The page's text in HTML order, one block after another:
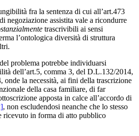
fra la sentenza di cui all’art.473
negoziazione assistita vale a ricondurre
trascrivibili ai sensi
l’ontologica diversità di struttura
problema potrebbe individuarsi
dell’art.5, comma 3, del D.L.132/2014,
la necessità, ai fini della trascrizione
della casa familiare, di far
apposta in calce all’accordo di
, non escludendosi neanche che lo stesso
ricevuto in forma di atto pubblico